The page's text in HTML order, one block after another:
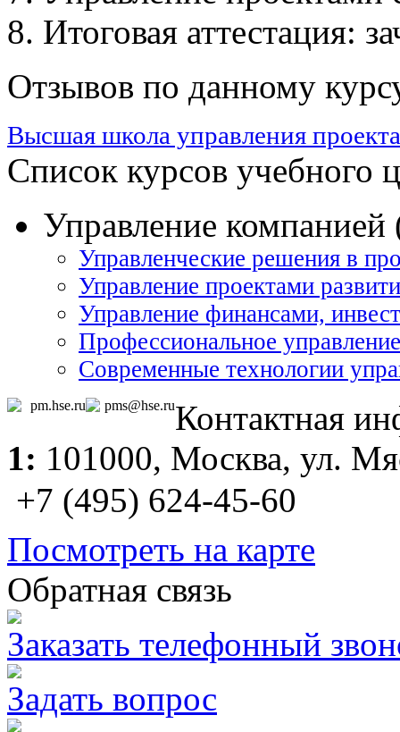
Итоговая аттестация:
Отзывов по данному
Высшая школа управления
Список курсов учебного
Управление компанией
Управленческие решения в
Управление проектами
Управление финансами,
Профессиональное
Современные технологии
pm.hse.ru pms@hse.ruКонтактная
1: 101000, Москва, ул.
+7 (495) 624-45-60
Посмотреть на карте
Обратная связь
Заказать телефонный
Задать вопрос